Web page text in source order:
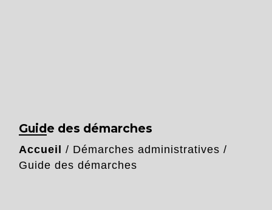
Guide des démarches
Accueil / Démarches administratives /
Guide des démarches